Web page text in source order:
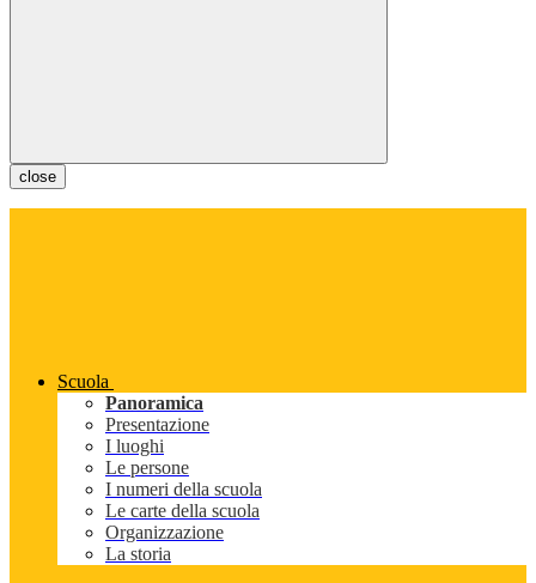
close
Scuola
Panoramica
Presentazione
I luoghi
Le persone
I numeri della scuola
Le carte della scuola
Organizzazione
La storia